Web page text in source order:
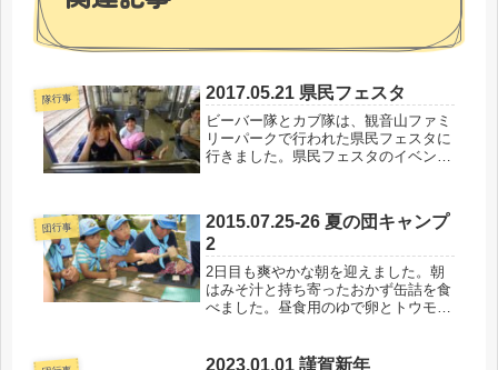
隊行事 2017.05.21 県民フェスタ
ビーバー隊とカブ隊は、観音山ファミ
リーパークで行われた県民フェスタに
行きました。県民フェスタのイベント
パークへの移動は電車とバスで。身近
な高崎でも普段は保護者の自動車に乗
っ...
団行事
2015.07.25-26 夏の団キャンプ
2
2日目も爽やかな朝を迎えました。朝
はみそ汁と持ち寄ったおかず缶詰を食
べました。昼食用のゆで卵とトウモロ
かなり上達したようです。焦げもなく
2023.01.01 謹賀新年